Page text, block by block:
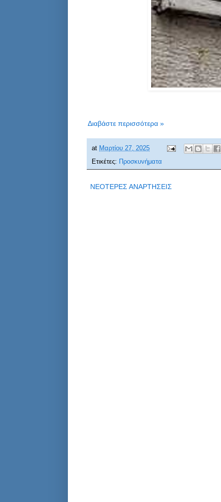
Διαβάστε περισσότερα »
at Μαρτίου 27, 2025
Ετικέτες:
Προσκυνήματα
ΝΕΟΤΕΡΕΣ ΑΝΑΡΤΗΣΕΙΣ